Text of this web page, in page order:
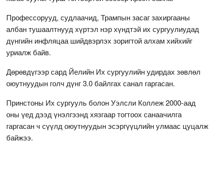
Профессорууд, судлаачид, Трампын засаг захиргааны
албан тушаалтнууд хүртэл нэр хүндтэй их сургуулиудад
дүнгийн инфляцаа шийдвэрлэх зоригтой алхам хийхийг
уриалж байв.
Дөрөвдүгээр сард Йелийн Их сургуулийн удирдах зөвлөл
оюутнуудын голч дүнг 3.0 байлгах санал гаргасан.
Принстоны Их сургууль болон Уэлсли Коллеж 2000-аад
оны үед дээд үнэлгээнд хязгаар тогтоох санаачилга
гаргасан ч сүүлд оюутнуудын эсэргүүцлийн улмаас цуцалж
байжээ.